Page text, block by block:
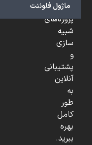
ماژول فلوئنت
تخصصی،
پروژه‌های
شبیه
سازی
و
پشتیبانی
آنلاین
به
طور
کامل
بهره
ببرید.